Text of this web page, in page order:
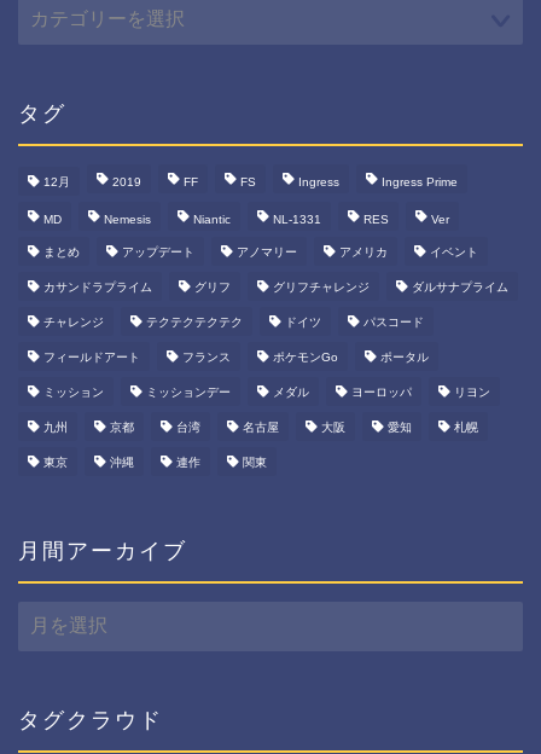
テ
ー
タグ
12月 2019 FF FS Ingress Ingress Prime
MD Nemesis Niantic NL-1331 RES Ver
まとめ アップデート アノマリー アメリカ イベント
カサンドラプライム グリフ グリフチャレンジ ダルサナプライム
チャレンジ テクテクテクテク ドイツ パスコード
フィールドアート フランス ポケモンGo ポータル
ミッション ミッションデー メダル ヨーロッパ リヨン
九州 京都 台湾 名古屋 大阪 愛知 札幌
東京 沖縄 連作 関東
月間アーカイブ
間
カ
タグクラウド